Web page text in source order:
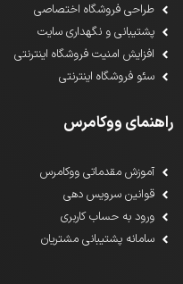
طراحی فروشگاه اختصاصی
پشتیبانی و نگهداری سایت
افزایش امنیت فروشگاه اینترنتی
سئو فروشگاه اینترنتی
راهنمای ووکامرس
آموزش مقدماتی ووکامرس
قوانین سرویس دهی
ورود به حساب کاربری
سامانه پشتیبانی مشتریان